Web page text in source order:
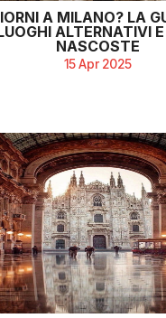
A MILANO? LA
ALTERNATIVI
NASCOSTE
15 Apr 2025